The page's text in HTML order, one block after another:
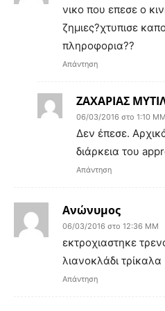
νικο που επεσε ο
ζημιες?χτυπισε
πληροφορια??
Απάντηση
ΖΑΧΑΡΙΑΣ
06/03/2016 στο 1:10 ΜΜ
Δεν έπεσε.
διάρκεια του
Απάντηση
Ανώνυμος
06/03/2016 στο 12:36 ΜΜ
εκτροχιαστηκε
λιανοκλάδι τρίκαλα
Απάντηση